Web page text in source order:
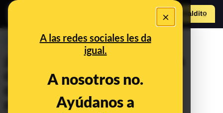
×
A las redes sociales les da
igual.
A nosotros no.
Ayúdanos a
Hazte Maldito
PREBUNKING
¡Mamá, papá, soltad ya esa
cámara! Los riesgos de
compartir imágenes de
menores en Internet